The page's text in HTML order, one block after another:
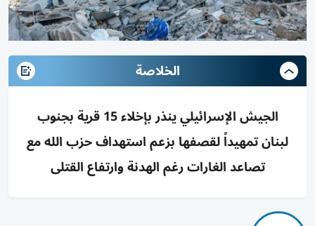
الخلاصة
الجيش الإسرائيلي ينذر بإخلاء 15 قرية بجنوب
لبنان تمهيداً لقصفها بزعم استهداف حزب الله مع
تصاعد الغارات رغم الهدنة وارتفاع القتلى